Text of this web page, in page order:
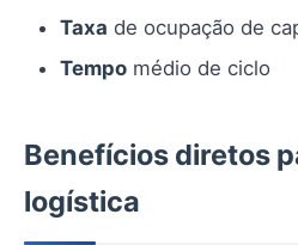
Taxa de ocupação de
Tempo médio de ciclo
Benefícios diretos
logística